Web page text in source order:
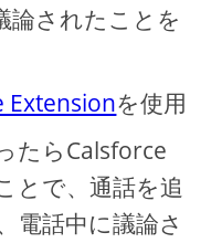
論されたことを
Extensionを使用
たらCalsforce
とで、通話を追
電話中に議論さ